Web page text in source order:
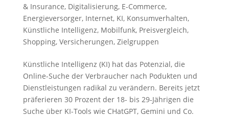
& Insurance, Digitalisierung, E-Commerce,
Energieversorger, Internet, KI, Konsumverhalten,
Künstliche Intelligenz, Mobilfunk, Preisvergleich,
Shopping, Versicherungen, Zielgruppen
Künstliche Intelligenz (KI) hat das Potenzial, die
Online-Suche der Verbraucher nach Podukten und
Dienstleistungen radikal zu verändern. Bereits jetzt
präferieren 30 Prozent der 18- bis 29-Jährigen die
Suche über KI-Tools wie CHatGPT, Gemini und Co.